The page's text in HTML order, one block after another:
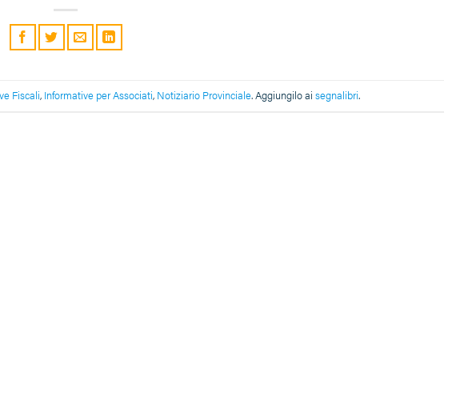
Fiscali, Informative per Associati, Notiziario Provinciale. Aggiungilo ai segnalibri.